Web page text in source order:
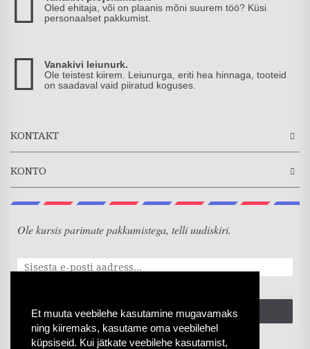
Et muuta veebilehe kasutamine mugavamaks
ning kiiremaks, kasutame oma veebilehel
küpsiseid. Kui jätkate veebilehe kasutamist,
Oled ehitaja, või on plaanis mõni suurem töö? Küsi
personaalset pakkumist.
Vanakivi leiunurk.
Ole teistest kiirem. Leiunurga, eriti hea hinnaga, tooteid
on saadaval vaid piiratud koguses.
KONTAKT
KONTO
Ole kursis parimate pakkumistega, telli uudiskiri.
SAADA